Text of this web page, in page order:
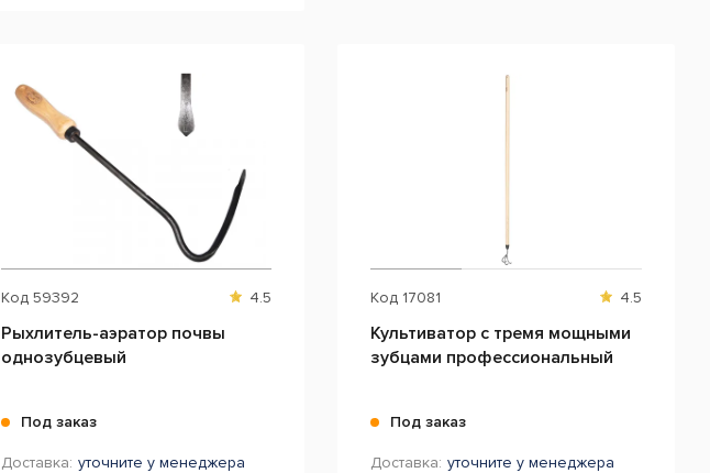
Код 59392 4.5
Рыхлитель-аэратор почвы
однозубцевый
Под заказ
Доставка: уточните у менеджера
Код 17081 4.5
Культиватор с тремя мощными
зубцами профессиональный
Под заказ
Доставка: уточните у менеджера